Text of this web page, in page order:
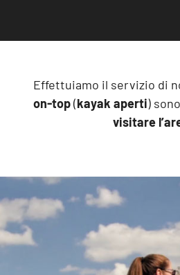
Effettuiamo il servizio di
on-top(kayak aperti)
visitare